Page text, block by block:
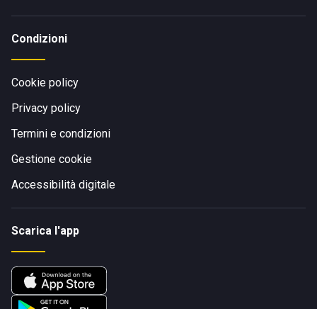
Condizioni
Cookie policy
Privacy policy
Termini e condizioni
Gestione cookie
Accessibilità digitale
Scarica l'app